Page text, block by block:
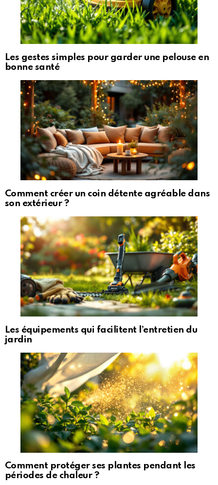
Les gestes simples pour garder une pelouse en
bonne santé
Comment créer un coin détente agréable dans
son extérieur ?
Les équipements qui facilitent l’entretien du
jardin
Comment protéger ses plantes pendant les
périodes de chaleur ?